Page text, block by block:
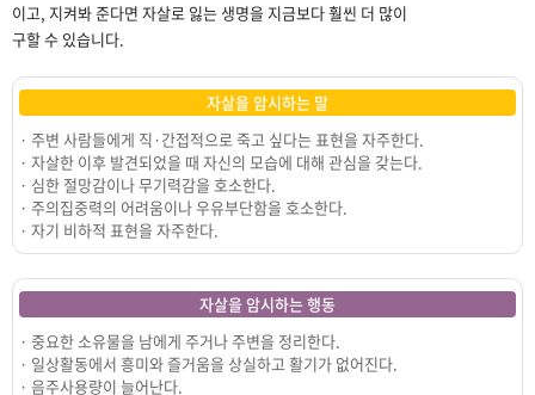
이고, 지켜봐 준다면 자살로 잃는 생명을 지금보다 훨씬 더 많이
구할 수 있습니다.
자살을 암시하는 말
· 주변 사람들에게 직·간접적으로 죽고 싶다는 표현을 자주한다.
· 자살한 이후 발견되었을 때 자신의 모습에 대해 관심을 갖는다.
· 심한 절망감이나 무기력감을 호소한다.
· 주의집중력의 어려움이나 우유부단함을 호소한다.
· 자기 비하적 표현을 자주한다.
자살을 암시하는 행동
· 중요한 소유물을 남에게 주거나 주변을 정리한다.
· 일상활동에서 흥미와 즐거움을 상실하고 활기가 없어진다.
· 음주사용량이 늘어난다.